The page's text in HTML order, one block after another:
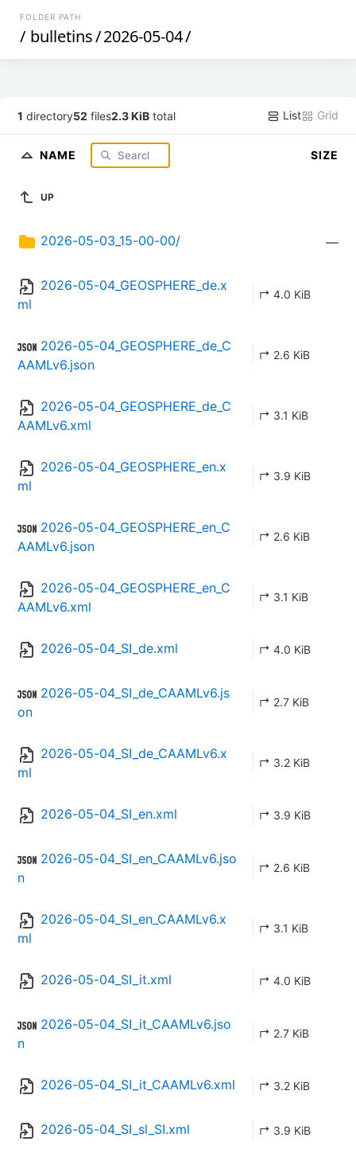
FOLDER PATH
/ bulletins/2026-05-04/
1 directory52 files2.3 KiB total List Grid
NAME SIZE
UP
2026-05-03_15-00-00/ —
2026-05-04_GEOSPHERE_de.x
ml
↱ 4.0 KiB
2026-05-04_GEOSPHERE_de_C
AAMLv6.json
↱ 2.6 KiB
2026-05-04_GEOSPHERE_de_C
AAMLv6.xml
↱ 3.1 KiB
2026-05-04_GEOSPHERE_en.x
ml
↱ 3.9 KiB
2026-05-04_GEOSPHERE_en_C
AAMLv6.json
↱ 2.6 KiB
2026-05-04_GEOSPHERE_en_C
AAMLv6.xml
↱ 3.1 KiB
2026-05-04_SI_de.xml ↱ 4.0 KiB
2026-05-04_SI_de_CAAMLv6.js
on
↱ 2.7 KiB
2026-05-04_SI_de_CAAMLv6.x
ml
↱ 3.2 KiB
2026-05-04_SI_en.xml ↱ 3.9 KiB
2026-05-04_SI_en_CAAMLv6.jso
n
↱ 2.6 KiB
2026-05-04_SI_en_CAAMLv6.x
ml
↱ 3.1 KiB
2026-05-04_SI_it.xml ↱ 4.0 KiB
2026-05-04_SI_it_CAAMLv6.jso
n
↱ 2.7 KiB
2026-05-04_SI_it_CAAMLv6.xml ↱ 3.2 KiB
2026-05-04_SI_sl_SI.xml ↱ 3.9 KiB